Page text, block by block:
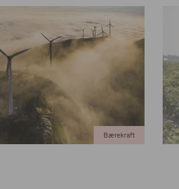
Bærekraft